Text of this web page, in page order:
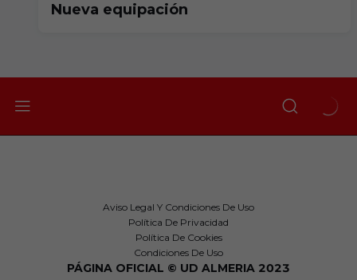
Nueva equipación
Aviso Legal Y Condiciones De Uso
Política De Privacidad
Política De Cookies
Condiciones De Uso
PÁGINA OFICIAL © UD ALMERIA 2023